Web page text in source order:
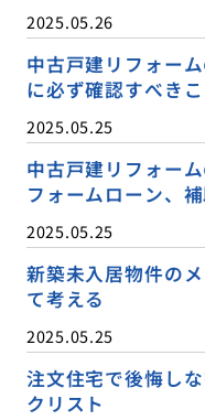
2025.05.26
中古戸建リフォー
に必ず確認すべきこ
2025.05.25
中古戸建リフォー
フォームローン、
2025.05.25
新築未入居物件の
て考える
2025.05.25
注文住宅で後悔し
クリスト